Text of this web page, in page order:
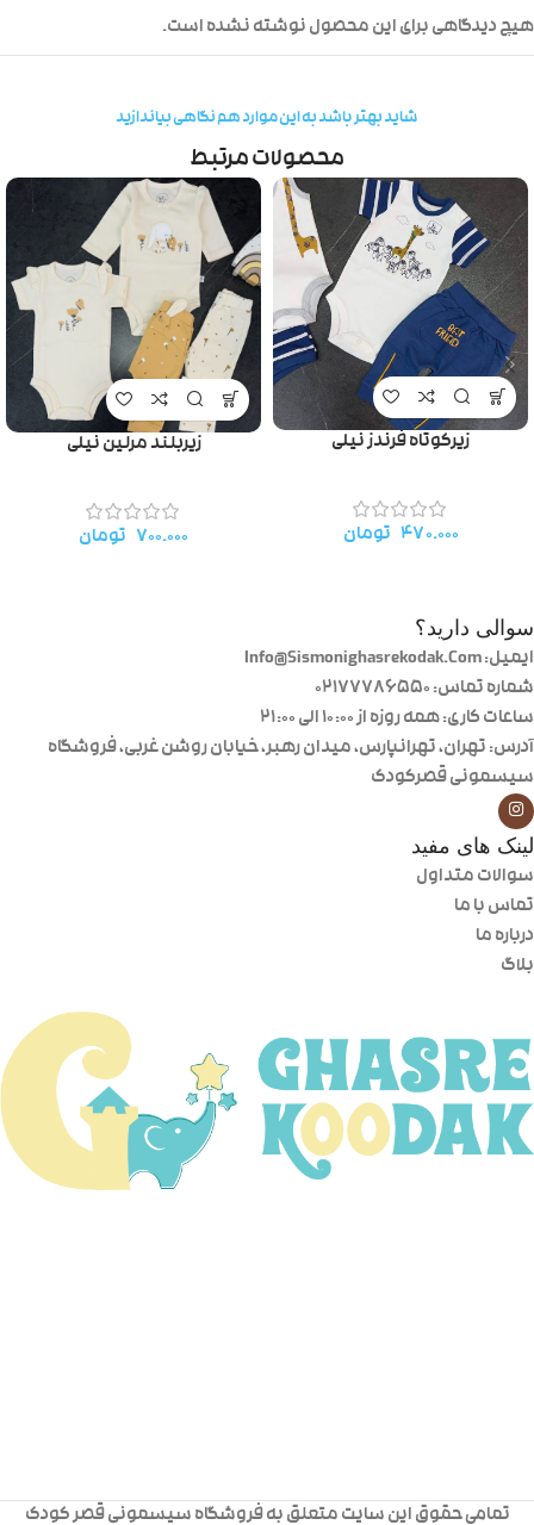
هیچ دیدگاهی برای این محصول نوشته نشده است.
شاید بهتر باشد به این موارد هم نگاهی بیاندازید
محصولات مرتبط
زیرکوتاه فرندز نیلی
۴۷۰.۰۰۰ تومان
زیربلند مرلین نیلی
۷۰۰.۰۰۰ تومان
سوالی دارید؟
ایمیل: Info@Sismonighasrekodak.Com
شماره تماس: 02177786550
ساعات کاری: همه روزه از ۱۰:۰۰ الی ۲۱:۰۰
آدرس: تهران، تهرانپارس، میدان رهبر، خیابان روشن غربی، فروشگاه
سیسمونی قصرکودک
لینک های مفید
سوالات متداول
تماس با ما
درباره ما
بلاگ
تمامی حقوق این سایت متعلق به فروشگاه سیسمونی قصر کودک